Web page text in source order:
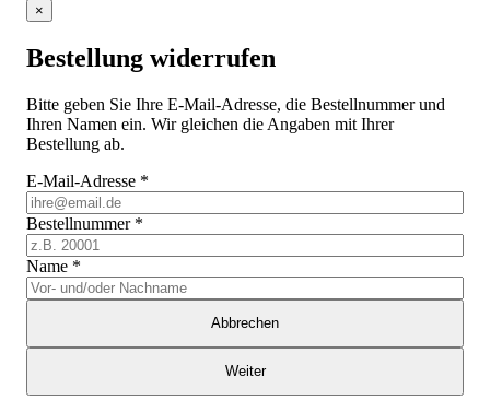
×
Bestellung widerrufen
Bitte geben Sie Ihre E-Mail-Adresse, die Bestellnummer und
Ihren Namen ein. Wir gleichen die Angaben mit Ihrer
Bestellung ab.
E-Mail-Adresse *
Bestellnummer *
Name *
Abbrechen
Weiter